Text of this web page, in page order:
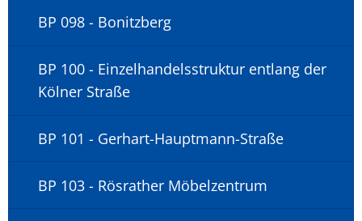
BP 098 - Bonitzberg
BP 100 - Einzelhandelsstruktur entlang der
Kölner Straße
BP 101 - Gerhart-Hauptmann-Straße
BP 103 - Rösrather Möbelzentrum